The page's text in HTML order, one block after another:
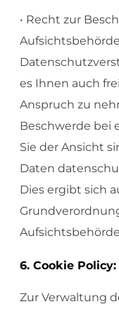
• Recht zur
es Ihnen auch
Anspruch zu
Beschwerde bei
Sie der Ansicht
Daten
Dies ergibt sich
6. Cookie Policy:
Zur Verwaltung